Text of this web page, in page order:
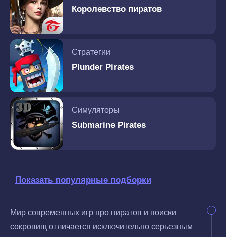
Королевство пиратов
Стратегии
Plunder Pirates
Симуляторы
Submarine Pirates
Показать популярные подборки
Мир современных игр про пиратов и поиски
сокровищ отличается исключительно серьезным